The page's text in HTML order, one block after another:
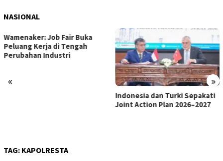
NASIONAL
« »
Satgas PRR Pacu Realisasi
Tambahan TKD Aceh Rp1,65
TAG: KAPOLRESTA